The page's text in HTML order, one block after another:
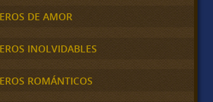
DE AMOR
INOLVIDABLES
ROMÁNTICOS